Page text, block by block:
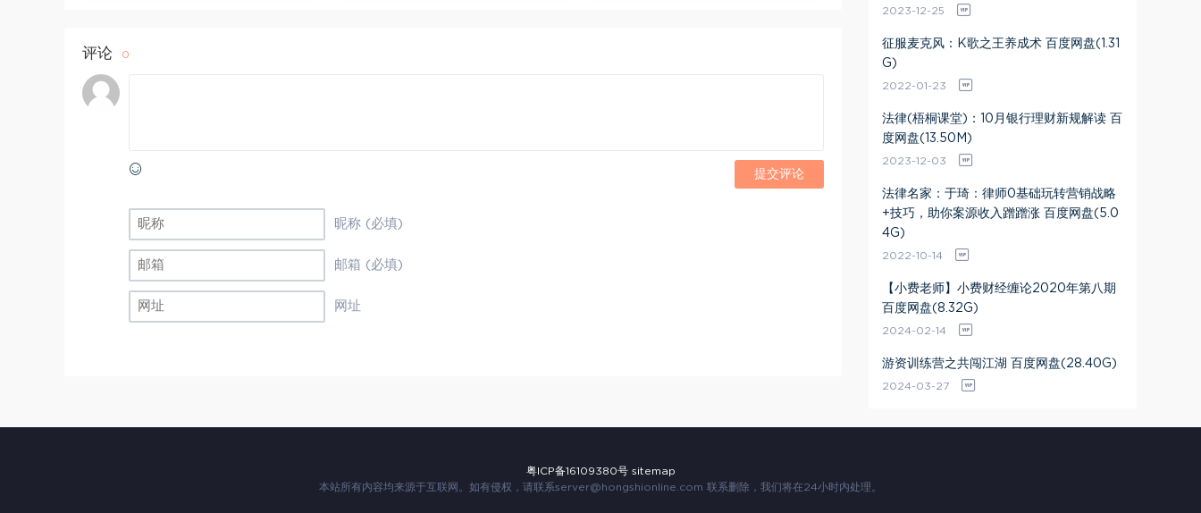
评论 0
提交评论
昵称 (必填)
邮箱 (必填)
网址
2023-12-25
征服麦克风：K歌之王养成术 百度网盘(1.31
G)
2022-01-23
法律(梧桐课堂)：10月银行理财新规解读 百
度网盘(13.50M)
2023-12-03
法律名家：于琦：律师0基础玩转营销战略
+技巧，助你案源收入蹭蹭涨 百度网盘(5.0
4G)
2022-10-14
【小费老师】小费财经缠论2020年第八期
百度网盘(8.32G)
2024-02-14
游资训练营之共闯江湖 百度网盘(28.40G)
2024-03-27
粤ICP备16109380号 sitemap
本站所有内容均来源于互联网。如有侵权，请联系server@hongshionline.com 联系删除，我们将在24小时内处理。